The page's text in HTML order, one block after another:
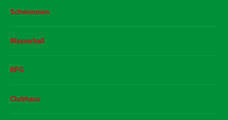
Schwimmen
Wasserball
BFG
Clubhaus